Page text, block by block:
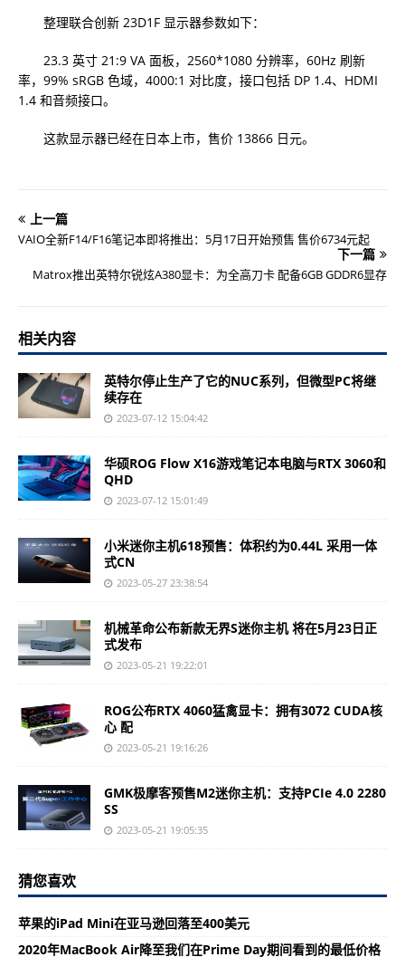
整理联合创新 23D1F 显示器参数如下：
23.3 英寸 21:9 VA 面板，2560*1080 分辨率，60Hz 刷新
率，99% sRGB 色域，4000:1 对比度，接口包括 DP 1.4、HDMI
1.4 和音频接口。
这款显示器已经在日本上市，售价 13866 日元。
上一篇
VAIO全新F14/F16笔记本即将推出：5月17日开始预售 售价6734元起
下一篇
Matrox推出英特尔锐炫A380显卡：为全高刀卡 配备6GB GDDR6显存
相关内容
英特尔停止生产了它的NUC系列，但微型PC将继
续存在
2023-07-12 15:04:42
华硕ROG Flow X16游戏笔记本电脑与RTX 3060和
QHD
2023-07-12 15:01:49
小米迷你主机618预售：体积约为0.44L 采用一体
式CN
2023-05-27 23:38:54
机械革命公布新款无界S迷你主机 将在5月23日正
式发布
2023-05-21 19:22:01
ROG公布RTX 4060猛禽显卡：拥有3072 CUDA核
心 配
2023-05-21 19:16:26
GMK极摩客预售M2迷你主机：支持PCIe 4.0 2280
SS
2023-05-21 19:05:35
猜您喜欢
苹果的iPad Mini在亚马逊回落至400美元
2020年MacBook Air降至我们在Prime Day期间看到的最低价格